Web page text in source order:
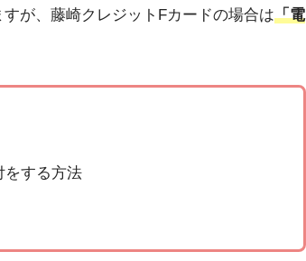
が、藤崎クレジットFカードの場合は「電
をする方法